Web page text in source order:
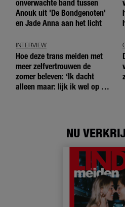
onverwachte band tussen
Anouk uit 'De Bondgenoten'
en Jade Anna aan het licht
INTERVIEW
Hoe deze trans meiden met
meer zelfvertrouwen de
zomer beleven: ‘Ik dacht
alleen maar: lijk ik wel op de
NU